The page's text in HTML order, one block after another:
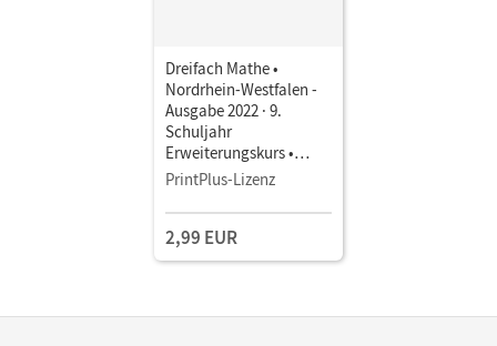
Dreifach Mathe •
Nordrhein-Westfalen -
Ausgabe 2022 · 9.
Schuljahr
Erweiterungskurs •
Schulbuch als E-Book
PrintPlus-Lizenz
2,99 EUR